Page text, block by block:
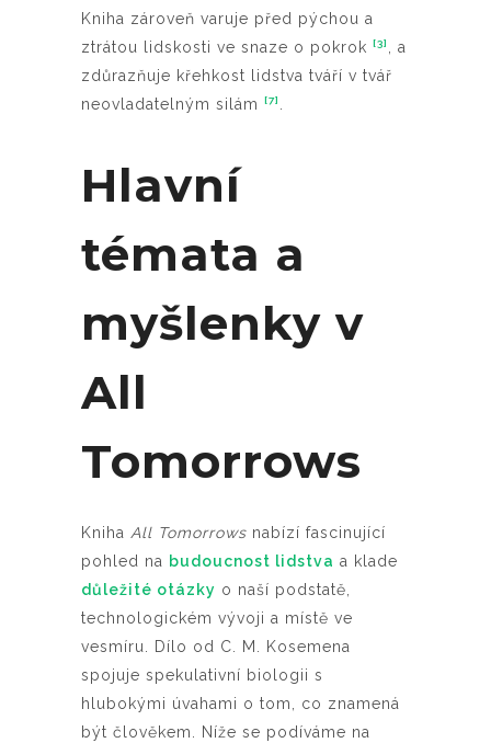
Kniha zároveň varuje před pýchou a
ztrátou lidskosti ve snaze o pokrok [3]
, a
zdůrazňuje křehkost lidstva tváří v tvář
neovladatelným silám
[7]
Hlavní
témata a
myšlenky v
All
Tomorrows
Kniha All Tomorrows nabízí fascinující
pohled na budoucnost lidstva a klade
důležité otázky o naší podstatě,
technologickém vývoji a místě ve
vesmíru. Dílo od C. M. Kosemena
spojuje spekulativní biologii s
hlubokými úvahami o tom, co znamená
být člověkem. Níže se podíváme na